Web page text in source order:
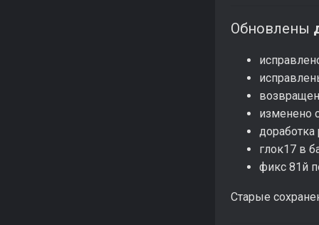
Обновлены
изменено
доработка
глок17 в
фикс 81й
Старые